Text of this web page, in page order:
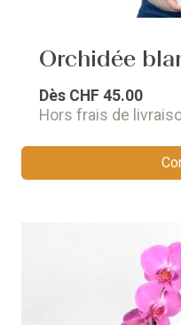
Orchidée
Dès CHF 45.00
Hors frais de